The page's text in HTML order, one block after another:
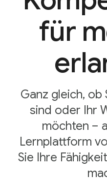
für
Ganz gleich, ob
sind oder Ihr
möchten –
Lernplattform
Sie Ihre